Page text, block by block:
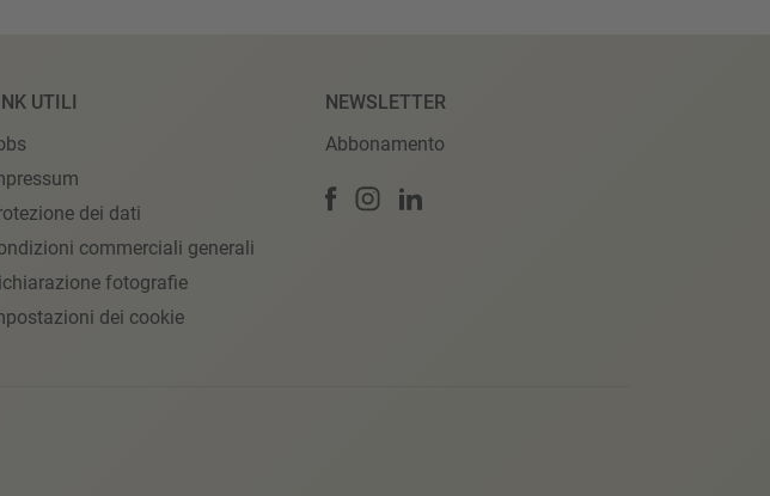
UTILI
dei dati
commerciali generali
fotografie
dei cookie
NEWSLETTER
Abbonamento